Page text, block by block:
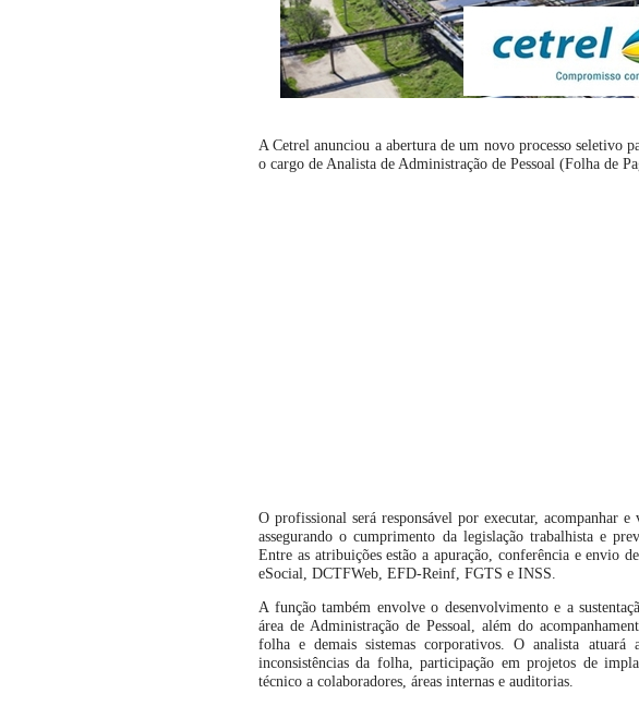
A Cetrel anunciou a abertura de um novo processo seletivo
o cargo de Analista de Administração de Pessoal (Folha de
O profissional será responsável por executar, acompanhar
assegurando o cumprimento da legislação trabalhista e
Entre as atribuições estão a apuração, conferência e envio
eSocial, DCTFWeb, EFD-Reinf, FGTS e INSS.
A função também envolve o desenvolvimento e a
área de Administração de Pessoal, além do
folha e demais sistemas corporativos. O analista atuará
inconsistências da folha, participação em projetos de
técnico a colaboradores, áreas internas e auditorias.